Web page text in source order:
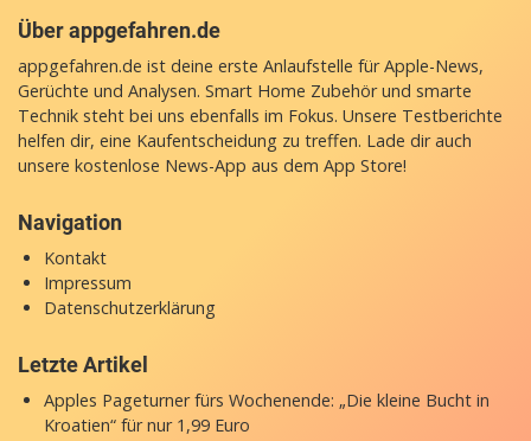
Über appgefahren.de
appgefahren.de ist deine erste Anlaufstelle für Apple-News,
Gerüchte und Analysen. Smart Home Zubehör und smarte
Technik steht bei uns ebenfalls im Fokus. Unsere Testberichte
helfen dir, eine Kaufentscheidung zu treffen. Lade dir auch
unsere kostenlose News-App aus dem App Store!
Navigation
Kontakt
Impressum
Datenschutzerklärung
Letzte Artikel
Apples Pageturner fürs Wochenende: „Die kleine Bucht in
Kroatien“ für nur 1,99 Euro